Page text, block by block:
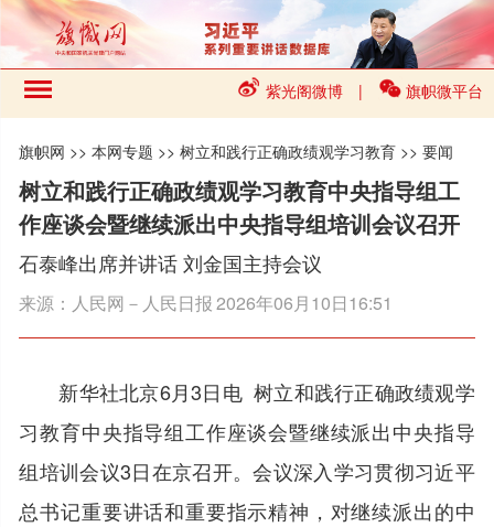
紫光阁微博 | 旗帜微平台
旗帜网 >>本网专题 >>树立和践行正确政绩观学习教育 >>要闻
树立和践行正确政绩观学习教育中央指导组工
作座谈会暨继续派出中央指导组培训会议召开
石泰峰出席并讲话 刘金国主持会议
来源： 人民网－人民日报2026年06月10日16:51
新华社北京6月3日电 树立和践行正确政绩观学
习教育中央指导组工作座谈会暨继续派出中央指导
组培训会议3日在京召开。会议深入学习贯彻习近平
总书记重要讲话和重要指示精神，对继续派出的中